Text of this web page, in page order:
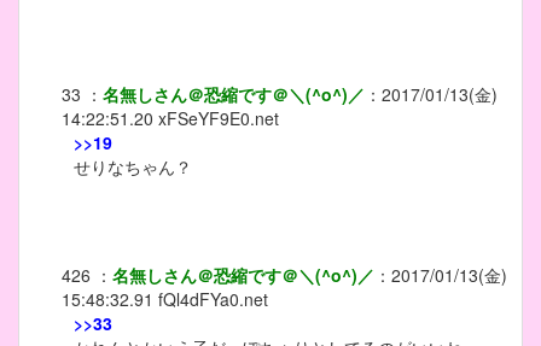
33 ： 名無しさん＠恐縮です＠＼(^o^)／ ： 2017/01/13(金)
14:22:51.20 xFSeYF9E0.net
>>19
せりなちゃん？
426 ： 名無しさん＠恐縮です＠＼(^o^)／ ： 2017/01/13(金)
15:48:32.91 fQl4dFYa0.net
>>33